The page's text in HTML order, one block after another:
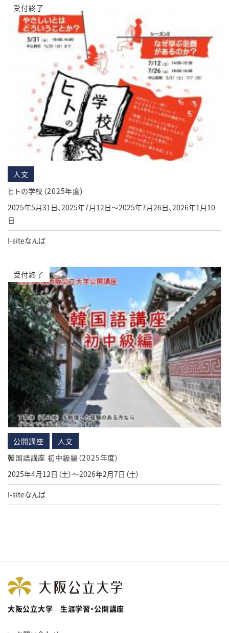
受付終了
人文
ヒトの学校（2025年度）
2025年5月31日、2025年7月12日～2025年7月26日、2026年1月10
日
I-siteなんば
受付終了
公開講座
人文
韓国語講座 初中級編（2025年度）
2025年4月12日（土）～2026年2月7日（土）
I-siteなんば
大阪公立大学 生涯学習・公開講座